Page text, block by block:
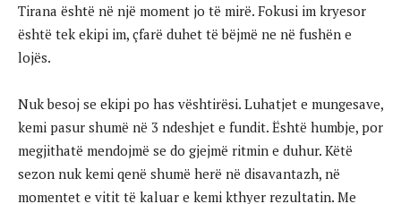
Tirana është në një moment jo të mirë. Fokusi im kryesor
është tek ekipi im, çfarë duhet të bëjmë ne në fushën e
lojës.
Nuk besoj se ekipi po has vështirësi. Luhatjet e mungesave,
kemi pasur shumë në 3 ndeshjet e fundit. Është humbje, por
megjithatë mendojmë se do gjejmë ritmin e duhur. Këtë
sezon nuk kemi qenë shumë herë në disavantazh, në
momentet e vitit të kaluar e kemi kthyer rezultatin. Me